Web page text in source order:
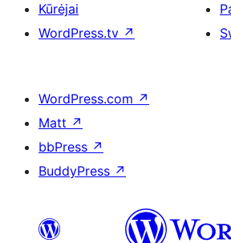
Kūrėjai
WordPress.tv ↗
WordPress.com ↗
Matt ↗
bbPress ↗
BuddyPress ↗